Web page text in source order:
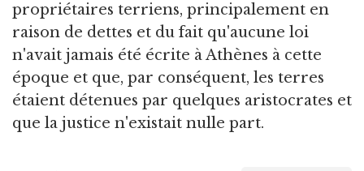
propriétaires terriens, principalement en
raison de dettes et du fait qu'aucune loi
n'avait jamais été écrite à Athènes à cette
époque et que, par conséquent, les terres
étaient détenues par quelques aristocrates et
que la justice n'existait nulle part.